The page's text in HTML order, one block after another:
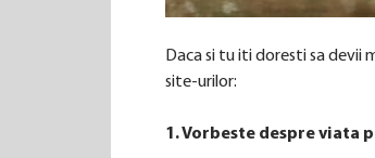
Daca si tu iti doresti sa devii
site-urilor:
1. Vorbeste despre viata